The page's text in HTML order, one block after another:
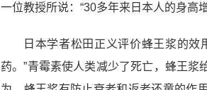
一位教授所说：“30多年来日本人的身高
日本学者松田正义评价蜂王浆的效
药。”青霉素使人类减少了死亡，蜂王